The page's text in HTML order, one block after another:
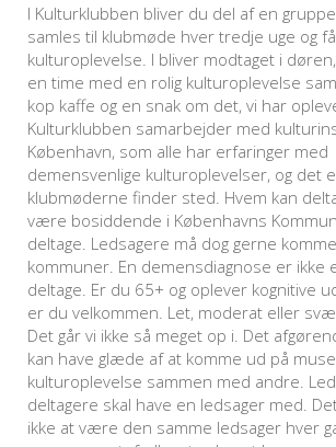
I Kulturklubben bliver du del af en
samles til klubmøde hver tredje uge og
kulturoplevelse. I bliver modtaget i
en time med en rolig kulturoplevelse
kop kaffe og en snak om det, vi har
Kulturklubben samarbejder med
København, som alle har erfaringer med
demensvenlige kulturoplevelser, og det
klubmøderne finder sted. Hvem kan
være bosiddende i Københavns
deltage. Ledsagere må dog gerne
kommuner. En demensdiagnose er ikke
deltage. Er du 65+ og oplever kognitive
er du velkommen. Let, moderat eller
Det går vi ikke så meget op i. Det
kan have glæde af at komme ud på
kulturoplevelse sammen med andre.
deltagere skal have en ledsager med.
ikke at være den samme ledsager hver